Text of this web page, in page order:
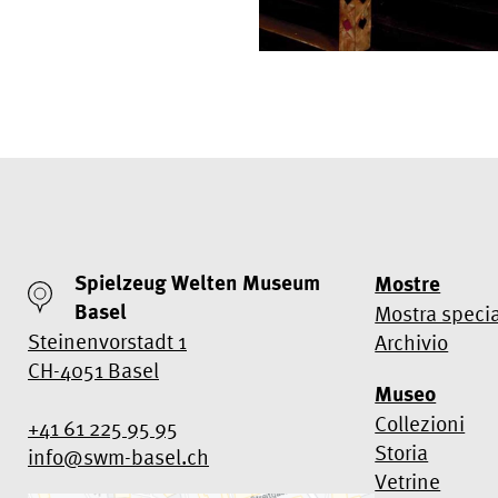
Spielzeug Welten Museum
Basel
Steinenvorstadt 1
CH-4051 Basel
+41 61 225 95 95
info@swm-basel.ch
Mostre
Mostra
Archivio
Museo
Collezioni
Storia
Vetrine